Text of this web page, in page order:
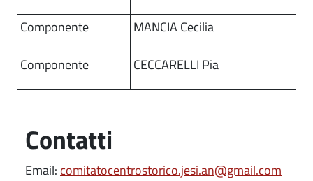
Componente
MANCIA Cecilia
Componente
CECCARELLI Pia
Contatti
Email: comitatocentrostorico.jesi.an@gmail.com